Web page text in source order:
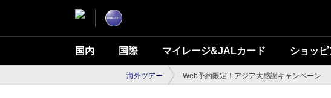
国内 国際 マイレージ&JALカード ショッピ
海外ツアー Web予約限定！アジア大感謝キャンペーン